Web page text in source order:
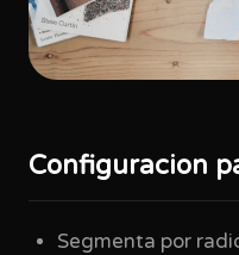
Configuracion
Segmenta por